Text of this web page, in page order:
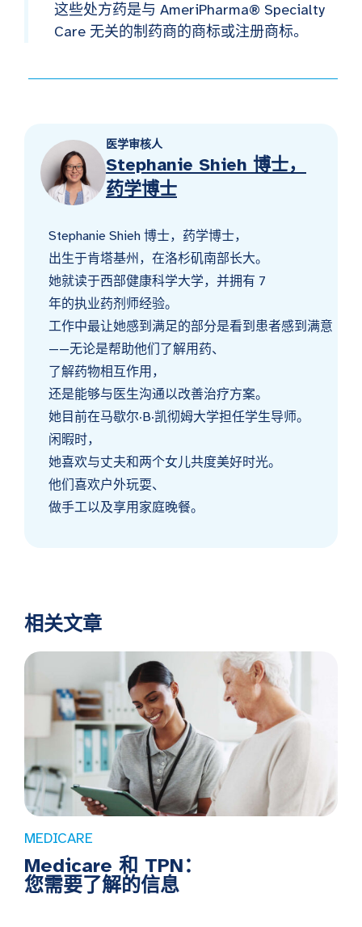
这些处方药是与 AmeriPharma® Specialty
Care 无关的制药商的商标或注册商标。
医学审核人
Stephanie Shieh 博士，
药学博士
Stephanie Shieh 博士，药学博士，
出生于肯塔基州，在洛杉矶南部长大。
她就读于西部健康科学大学，并拥有 7
年的执业药剂师经验。
工作中最让她感到满足的部分是看到患者感到满意
——无论是帮助他们了解用药、
了解药物相互作用，
还是能够与医生沟通以改善治疗方案。
她目前在马歇尔·B·凯彻姆大学担任学生导师。
闲暇时，
她喜欢与丈夫和两个女儿共度美好时光。
他们喜欢户外玩耍、
做手工以及享用家庭晚餐。
相关文章
MEDICARE
Medicare 和 TPN：
您需要了解的信息